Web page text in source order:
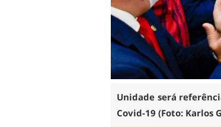
Unidade será
Covid-19 (Foto: Karlos